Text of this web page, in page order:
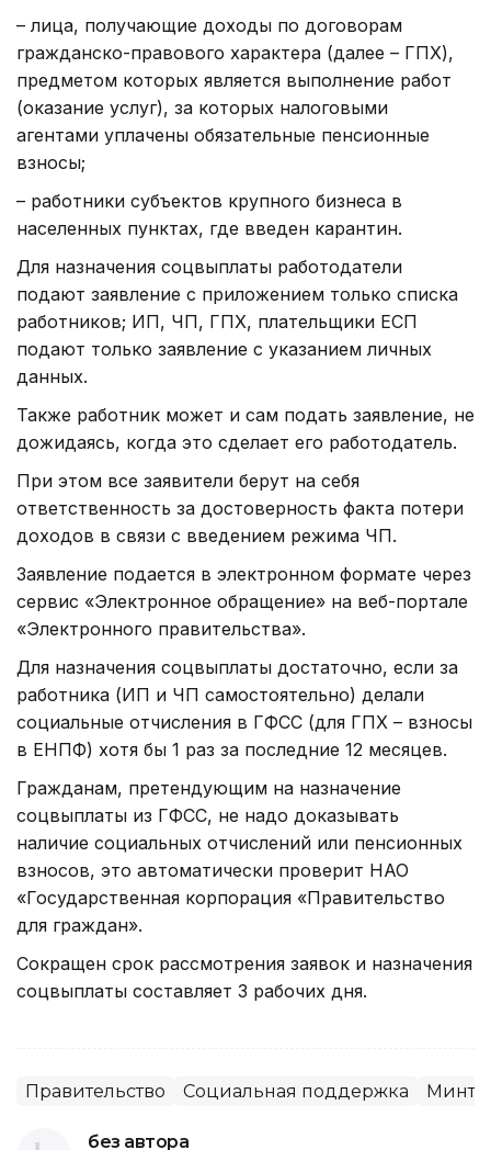
– лица, получающие доходы по договорам
гражданско-правового характера (далее – ГПХ),
предметом которых является выполнение работ
(оказание услуг), за которых налоговыми
агентами уплачены обязательные пенсионные
взносы;
– работники субъектов крупного бизнеса в
населенных пунктах, где введен карантин.
Для назначения соцвыплаты работодатели
подают заявление с приложением только списка
работников; ИП, ЧП, ГПХ, плательщики ЕСП
подают только заявление с указанием личных
данных.
Также работник может и сам подать заявление, не
дожидаясь, когда это сделает его работодатель.
При этом все заявители берут на себя
ответственность за достоверность факта потери
доходов в связи с введением режима ЧП.
Заявление подается в электронном формате через
сервис «Электронное обращение» на веб-портале
«Электронного правительства».
Для назначения соцвыплаты достаточно, если за
работника (ИП и ЧП самостоятельно) делали
социальные отчисления в ГФСС (для ГПХ – взносы
в ЕНПФ) хотя бы 1 раз за последние 12 месяцев.
Гражданам, претендующим на назначение
соцвыплаты из ГФСС, не надо доказывать
наличие социальных отчислений или пенсионных
взносов, это автоматически проверит НАО
«Государственная корпорация «Правительство
для граждан».
Сокращен срок рассмотрения заявок и назначения
соцвыплаты составляет 3 рабочих дня.
Правительство Социальная поддержка
без автора